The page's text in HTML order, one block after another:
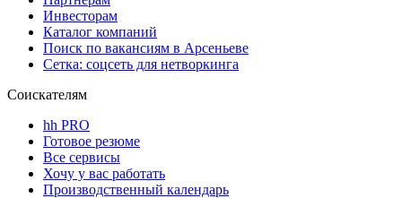
Инвесторам
Каталог компаний
Поиск по вакансиям в Арсеньеве
Сетка: соцсеть для нетворкинга
Соискателям
hh PRO
Готовое резюме
Все сервисы
Хочу у вас работать
Производственный календарь